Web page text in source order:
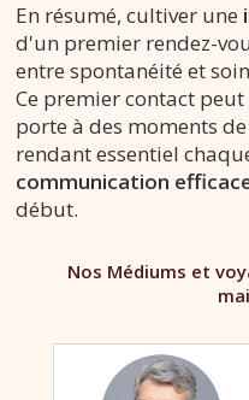
En résumé, cultiver une
d'un premier rendez-
entre spontanéité et
Ce premier contact
porte à des moments
rendant essentiel
communication
début.
Nos Médiums et